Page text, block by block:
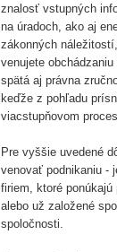
znalosť vstupných
na úradoch, ako aj
zákonných
venujete
spätá aj právna
keďže z pohľadu
viacstupňovom
Pre vyššie uvedené
venovať podnikaniu -
firiem, ktoré ponúkajú
alebo už založené
spoločnosti.